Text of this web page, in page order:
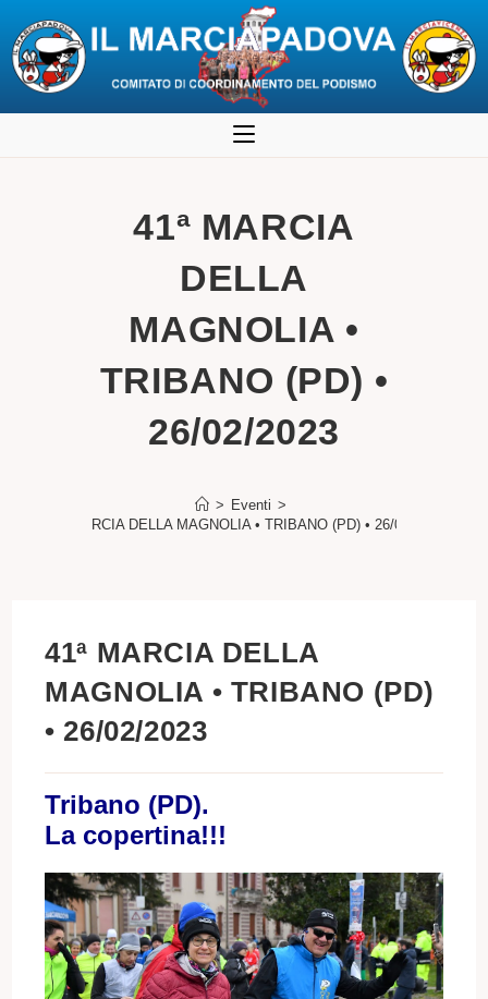
al
41ª MARCIA
DELLA
MAGNOLIA •
TRIBANO (PD) •
26/02/2023
> Eventi >
41ª MARCIA DELLA MAGNOLIA • TRIBANO (PD) • 26/02/2023
41ª MARCIA DELLA
MAGNOLIA • TRIBANO (PD)
• 26/02/2023
Tribano (PD).
La copertina!!!